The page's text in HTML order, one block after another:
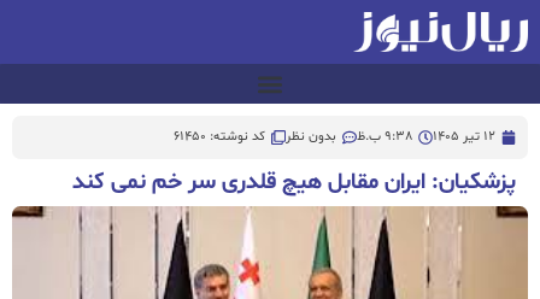
12 تیر 1405 9:38 ب.ظ بدون نظر کد نوشته: 61450
پزشکیان: ایران مقابل هیچ قلدری سر خم نمی کند